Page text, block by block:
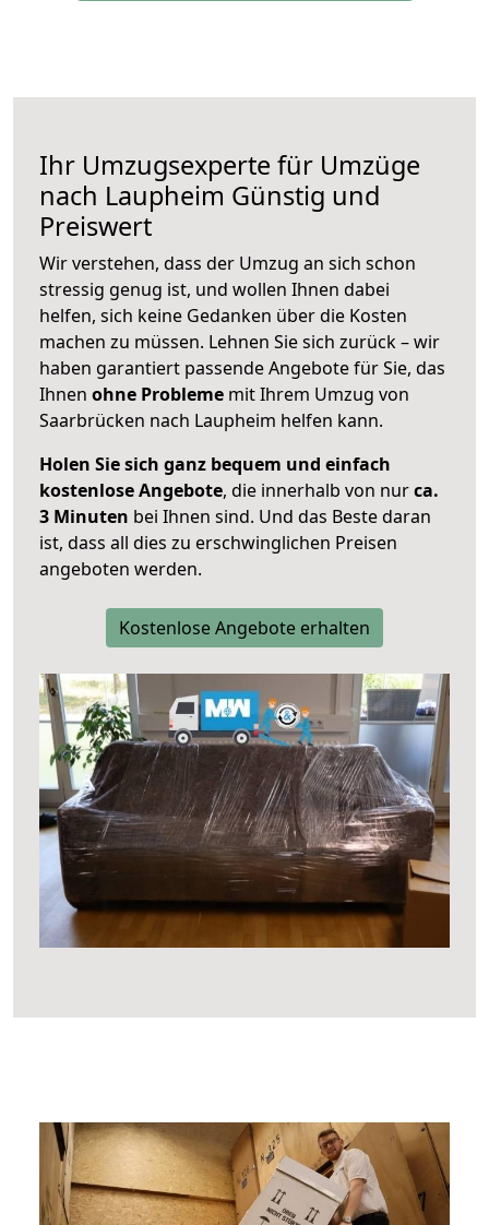
Ihr Umzugsexperte für Umzüge
nach Laupheim Günstig und
Preiswert
Wir verstehen, dass der Umzug an sich schon
stressig genug ist, und wollen Ihnen dabei
helfen, sich keine Gedanken über die Kosten
machen zu müssen. Lehnen Sie sich zurück – wir
haben garantiert passende Angebote für Sie, das
Ihnen ohne Probleme mit Ihrem Umzug von
Saarbrücken nach Laupheim helfen kann.
Holen Sie sich ganz bequem und einfach
kostenlose Angebote, die innerhalb von nurca.
3 Minuten bei Ihnen sind. Und das Beste daran
ist, dass all dies zu erschwinglichen Preisen
angeboten werden.
Kostenlose Angebote erhalten